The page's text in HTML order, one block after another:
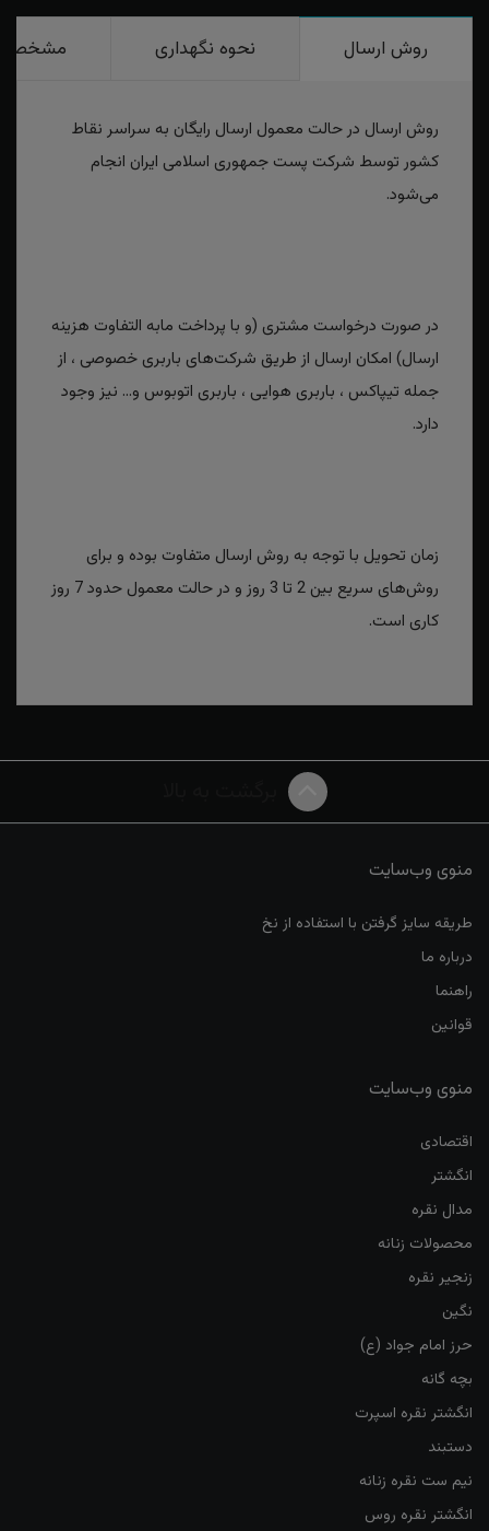
روش ارسال نحوه نگهداری
روش ارسال در حالت معمول ارسال رایگان به سراسر نقاط
کشور توسط شرکت پست جمهوری اسلامی ایران انجام
می‌شود.
در صورت درخواست مشتری (و با پرداخت مابه التفاوت هزینه
ارسال) امکان ارسال از طریق شرکت‌های باربری خصوصی ، از
جمله تیپاکس ، باربری هوایی ، باربری اتوبوس و... نیز وجود
دارد.
زمان تحویل با توجه به روش ارسال متفاوت بوده و برای
روش‌های سریع بین 2 تا 3 روز و در حالت معمول حدود 7 روز
کاری است.
منوی وب‌سایت
طریقه سایز گرفتن با استفاده از نخ
درباره ما
راهنما
قوانین
منوی وب‌سایت
اقتصادی
انگشتر
مدال نقره
محصولات زنانه
زنجیر نقره
نگین
حرز امام جواد (ع)
بچه گانه
انگشتر نقره اسپرت
دستبند
نیم ست نقره زنانه
انگشتر نقره روس